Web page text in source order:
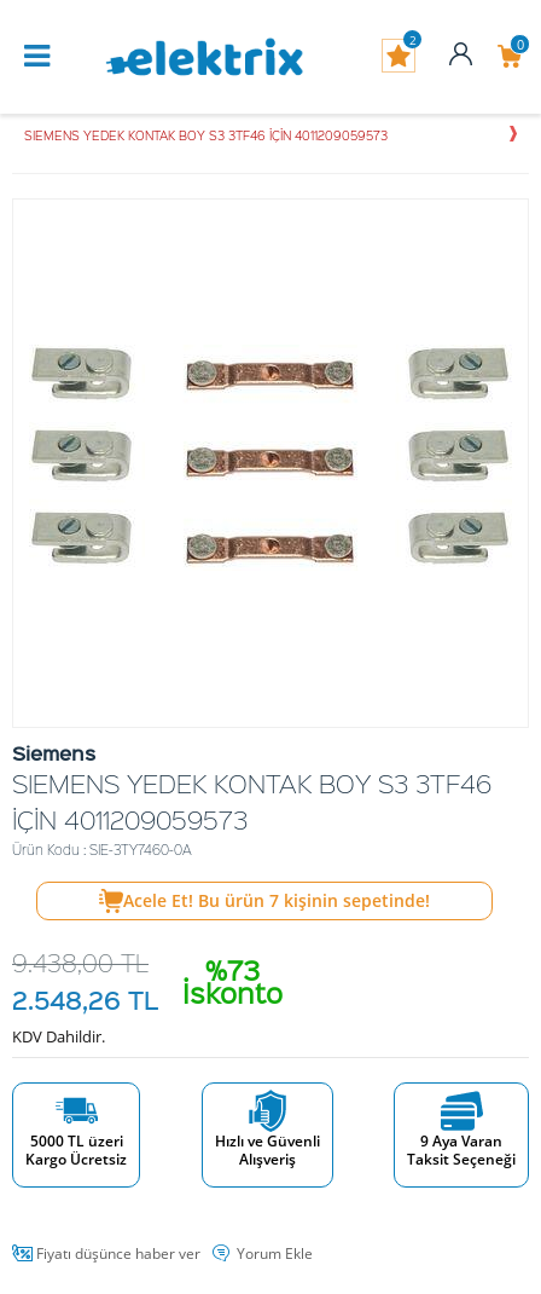
0
2
SIEMENS YEDEK KONTAK BOY S3 3TF46 İÇİN 4011209059573
Siemens
SIEMENS YEDEK KONTAK BOY S3 3TF46
İÇİN 4011209059573
Ürün Kodu : SIE-3TY7460-0A
Acele Et! Bu ürün 7 kişinin sepetinde!
%73
İskonto
9.438,00TL
2.548,26 TL
KDV Dahildir.
5000 TL üzeri
Kargo Ücretsiz
Hızlı ve Güvenli
Alışveriş
9 Aya Varan
Taksit Seçeneği
Fiyatı düşünce haber ver Yorum Ekle